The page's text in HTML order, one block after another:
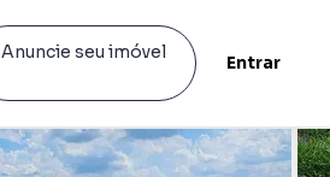
Anuncie seu imóvel Entrar